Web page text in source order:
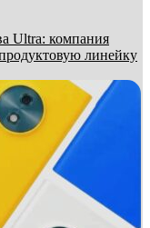
Ultra: компания
линейку